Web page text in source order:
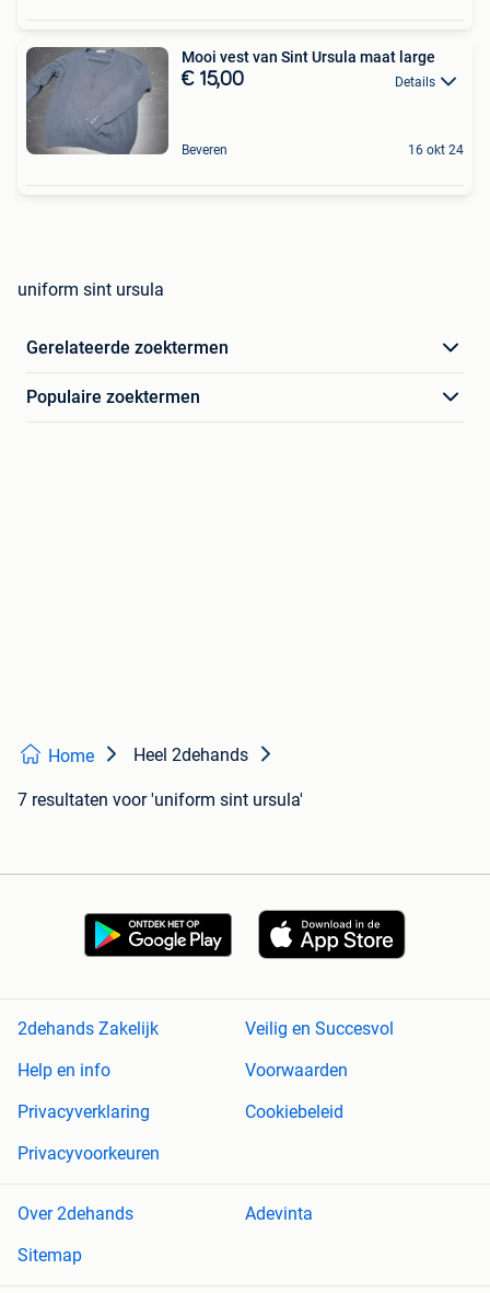
Mooi vest van Sint Ursula maat large
€ 15,00 Details
Beveren 16 okt 24
uniform sint ursula
Gerelateerde zoektermen
Populaire zoektermen
Home Heel 2dehands
7 resultaten voor 'uniform sint ursula'
2dehands Zakelijk
Veilig en Succesvol
Help en info
Voorwaarden
Privacyverklaring
Cookiebeleid
Privacyvoorkeuren
Over 2dehands
Adevinta
Sitemap